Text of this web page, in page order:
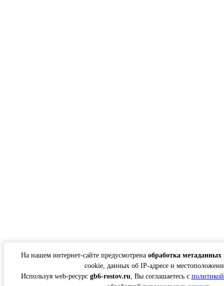
На нашем интернет-сайте предусмотрена обработка метаданных
cookie, данных об IP-адресе и
Используя web-ресурс gb6-rostov.ru, Вы соглашаетесь с